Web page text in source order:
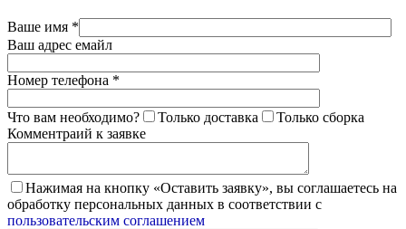
Ваше имя *
Ваш адрес емайл
Номер телефона *
Что вам необходимо? Только доставка
Только сборка
Комментраий к заявке
Нажимая на кнопку «Оставить заявку», вы соглашаетесь на
обработку персональных данных в соответствии с
пользовательским соглашением